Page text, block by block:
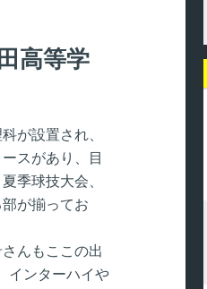
高等学
が設置され、
スがあり、目
季球技大会、
が揃ってお
んもここの出
インターハイや